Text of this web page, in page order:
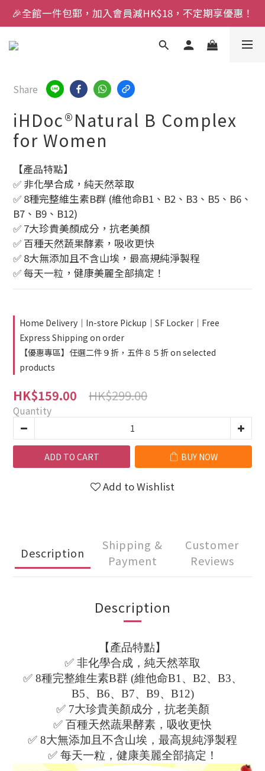
🎉全館一件包郵，加入會員減HK$18，不定期享優惠！
Share
iHDoc®Natural B Complex
for Women
【產品特點】
✅ 非化學合成，純天然萃取
✅ 8種完整維生素B群 (維他命B1、B2、B3、B5、B6、
B7、B9、B12)
✅ 7大珍貴美顏成分，抗老美顏
✅ 百種天然蔬果酵素，吸收更快
✅ 8大無添加且不含山埃，最高規純淨製程
✅ 每天一粒，健康美麗全部搞定！
Home Delivery｜In-store Pickup｜SF Locker｜Free
Express Shipping on order
【優惠專區】任選二件９折，五件８５折 on selected
products
HK$159.00 HK$299.00
Quantity
ADD TO CART BUY NOW
Add to Wishlist
Description
Shipping &
Payment
Customer
Reviews
Description
【產品特點】
✅ 非化學合成，純天然萃取
✅ 8種完整維生素B群 (維他命B1、B2、B3、
B5、B6、B7、B9、B12)
✅ 7大珍貴美顏成分，抗老美顏
✅ 百種天然蔬果酵素，吸收更快
✅ 8大無添加且不含山埃，最高規純淨製程
✅ 每天一粒，健康美麗全部搞定！